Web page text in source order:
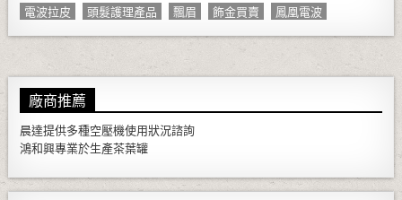
電波拉皮
頭髮護理產品 飄眉 飾金買賣 鳳凰電波
廠商推薦
晨達提供多種空壓機使用狀況諮詢
鴻和興專業於生產茶葉罐